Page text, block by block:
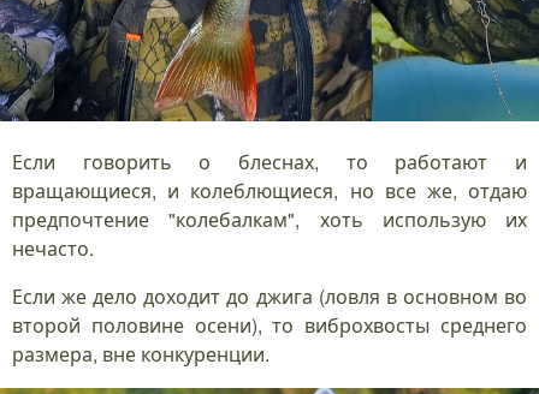
Если говорить о блеснах, то работают и
вращающиеся, и колеблющиеся, но все же, отдаю
предпочтение "колебалкам", хоть использую их
нечасто.
Если же дело доходит до джига (ловля в основном во
второй половине осени), то виброхвосты среднего
размера, вне конкуренции.